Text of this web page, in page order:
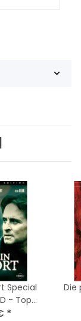
Special
- Top
*
Die